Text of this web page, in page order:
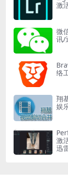
激
微
讯/
络
翔
娱
激
迅